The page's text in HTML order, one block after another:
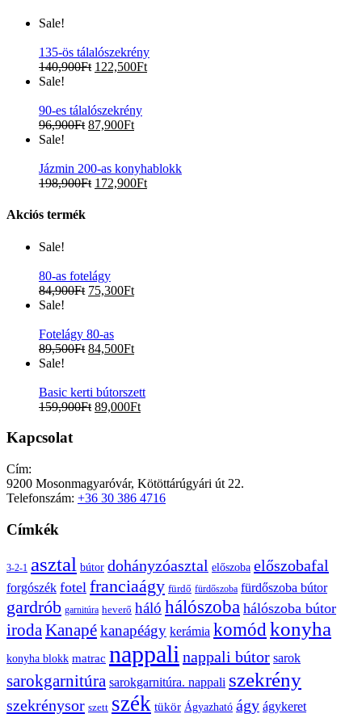
Sale!
135-ös tálalószekrény
140,900Ft 122,500Ft
Sale!
90-es tálalószekrény
96,900Ft 87,900Ft
Sale!
Jázmin 200-as konyhablokk
198,900Ft 172,900Ft
Akciós termék
Sale!
80-as fotelágy
84,900Ft 75,300Ft
Sale!
Fotelágy 80-as
89,500Ft 84,500Ft
Sale!
Basic kerti bútorszett
159,900Ft 89,000Ft
Kapcsolat
Cím:
9200 Mosonmagyaróvár, Kötöttárúgyári út 22.
Telefonszám: +36 30 386 4716
Címkék
3-2-1 asztal bútor dohányzóasztal előszoba előszobafal
forgószék fotel franciaágy fürdő fürdőszoba fürdőszoba bútor
gardrób garnitúra heverő háló hálószoba hálószoba bútor
irodaKanapékanapéágy kerámia komódkonyha
konyha blokk matrac nappali nappali bútor sarok
sarokgarnitúra sarokgarnitúra. nappali szekrény
szekrénysor szett szék tükör Ágyazható ágy ágykeret